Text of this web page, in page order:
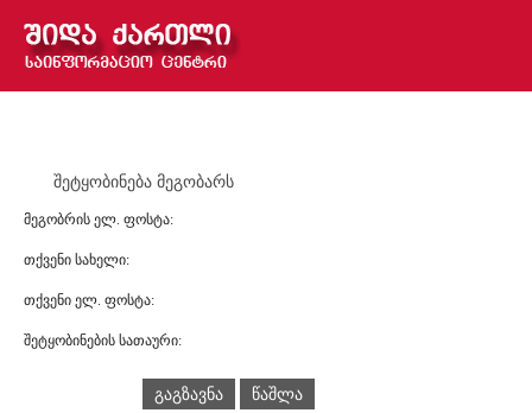
შეტყობინება მეგობარს
მეგობრის ელ. ფოსტა:
თქვენი სახელი:
თქვენი ელ. ფოსტა:
შეტყობინების სათაური:
გაგზავნა წაშლა